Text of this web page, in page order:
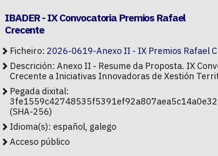
IBADER - IX Convocatoria Premios Rafael
Crecente
Ficheiro: 2026-0619-Anexo II - IX Premios Rafael
Descrición: Anexo II - Resume da Proposta. IX
Crecente a Iniciativas Innovadoras de Xestión
Pegada dixital:
(SHA-256)
Idioma(s): español, galego
Acceso público